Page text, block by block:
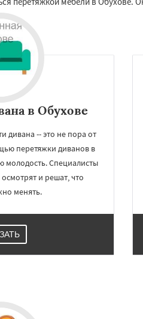
в Обухове
дивана -- это не пора от
перетяжки диванов в
молодость. Специалисты
и решат, что
менять.